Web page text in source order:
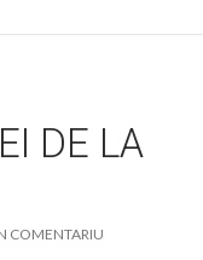
DE LA
COMENTARIU